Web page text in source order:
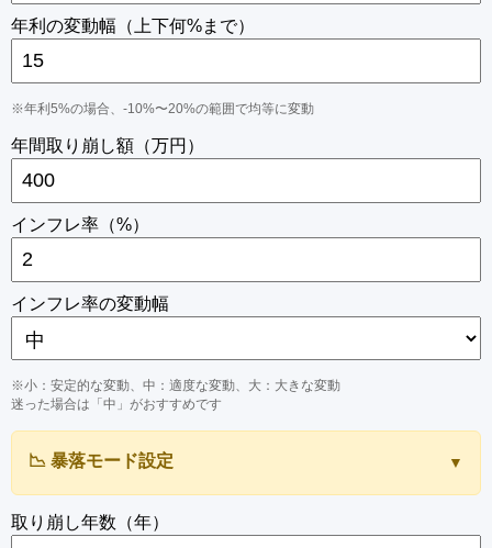
年利の変動幅（上下何%まで）
※年利5%の場合、-10%〜20%の範囲で均等に変動
年間取り崩し額（万円）
インフレ率（%）
インフレ率の変動幅
※小：安定的な変動、中：適度な変動、大：大きな変動
迷った場合は「中」がおすすめです
📉 暴落モード設定 ▼
取り崩し年数（年）